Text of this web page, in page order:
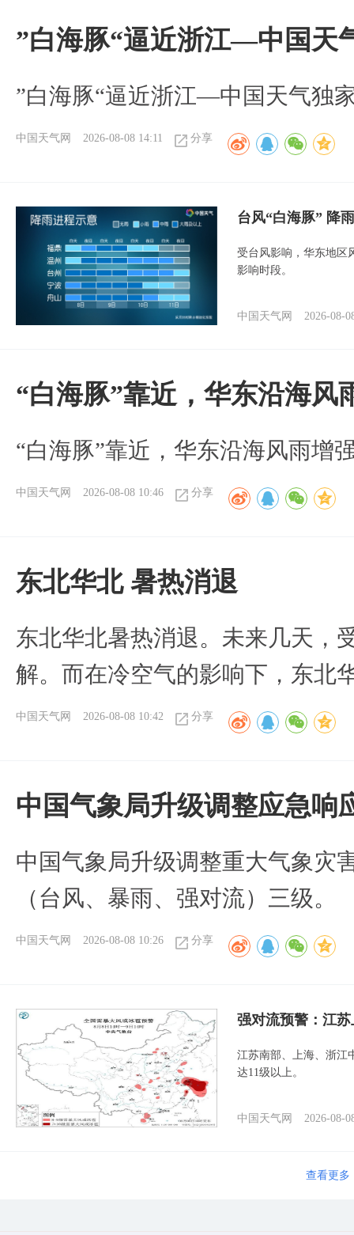
”白海豚“逼近浙江—中国天
​”白海豚“逼近浙江—中国天气独
中国天气网 2026-08-08 14:11 分享
台风“白海豚” 降
受台风影响，华东地区
影响时段。
中国天气网 2026-08-
“白海豚”靠近，华东沿海风
“白海豚”靠近，华东沿海风雨增
中国天气网 2026-08-08 10:46 分享
​东北华北 暑热消退
东北华北暑热消退。未来几天，
解。而在冷空气的影响下，东北
中国天气网 2026-08-08 10:42 分享
中国气象局升级调整应急响
中国气象局升级调整重大气象灾
（台风、暴雨、强对流）三级。
中国天气网 2026-08-08 10:26 分享
强对流预警：江
江苏南部、上海、浙江
达11级以上。
中国天气网 2026-08-
查看更多